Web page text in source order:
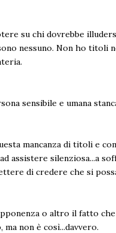
su chi dovrebbe
nessuno. Non ho titoli
sensibile e umana
mancanza di titoli e
assistere silenziosa...a
di credere che si
o altro il fatto
ma non è così...davvero.